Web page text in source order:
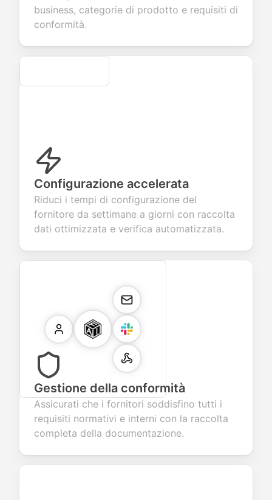
creation.
candidate
business, categorie di prodotto e requisiti di
conformità.
Secure
Configurazione accelerata
Riduci i tempi di configurazione del
fornitore da settimane a giorni con raccolta
dati ottimizzata e verifica automatizzata.
Gestione della conformità
Assicurati che i fornitori soddisfino tutti i
requisiti normativi e interni con la raccolta
completa della documentazione.